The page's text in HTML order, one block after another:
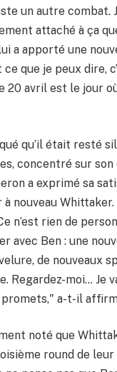
un autre combat.
attaché à ça
a apporté une
que je peux dire,
20 avril est le jour
qu’il était resté
concentré sur
a exprimé sa
nouveau Whittaker.
n’est rien de
avec Ben : une
de nouveaux
Regardez-moi… Je
promets," a-t-il
noté que
round de